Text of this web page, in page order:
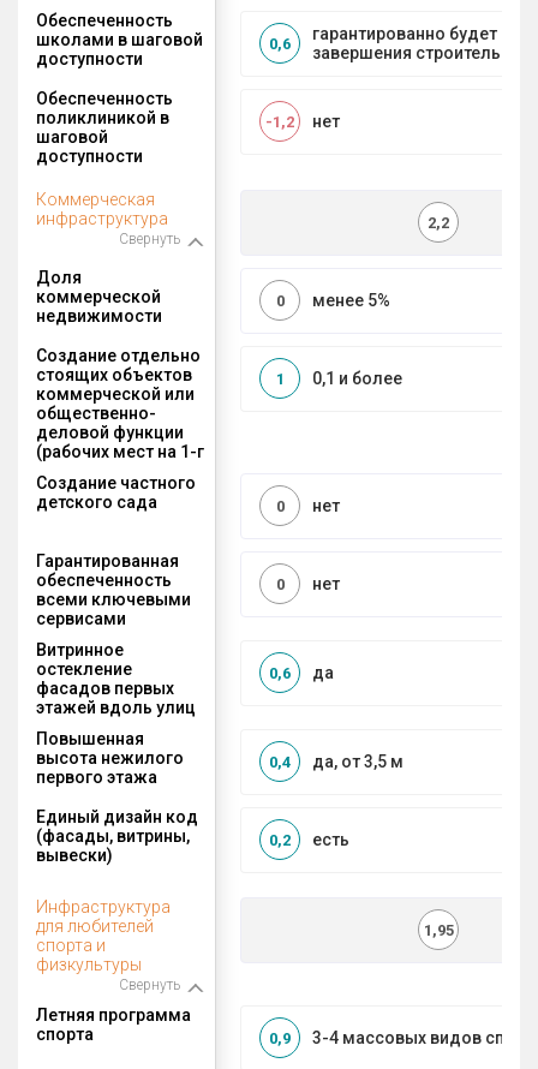
Обеспеченность
школами в шаговой
доступности
гарантированно будет
завершения строительства
0,6
Обеспеченность
поликлиникой в
шаговой
доступности
нет
-1,2
Коммерческая
инфраструктура
Свернуть
2,2
Доля
коммерческой
недвижимости
менее 5%
0
Создание отдельно
стоящих объектов
коммерческой или
общественно-
деловой функции
(рабочих мест на 1-г
0,1 и более
1
Создание частного
детского сада
нет
0
Гарантированная
обеспеченность
всеми ключевыми
сервисами
нет
0
Витринное
остекление
фасадов первых
этажей вдоль улиц
да
0,6
Повышенная
высота нежилого
первого этажа
да, от 3,5 м
0,4
Единый дизайн код
(фасады, витрины,
вывески)
есть
0,2
Инфраструктура
для любителей
спорта и
физкультуры
Свернуть
1,95
Летняя программа
спорта
3-4 массовых видов
0,9